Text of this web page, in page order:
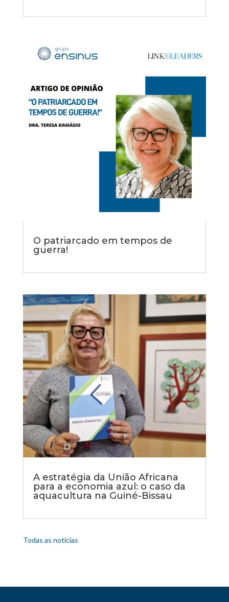
O patriarcado em tempos de
guerra!
A estratégia da União Africana
para a economia azul: o caso da
aquacultura na Guiné-Bissau
Todas as notícias